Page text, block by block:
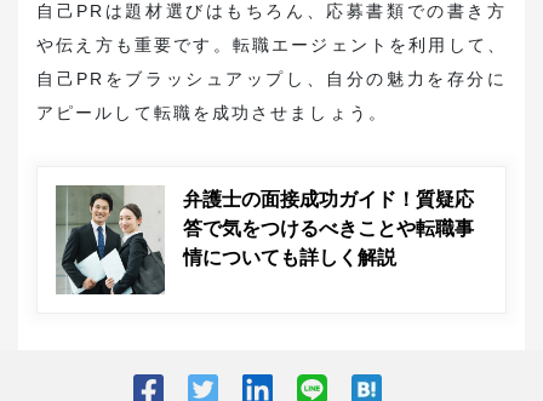
自己PRは題材選びはもちろん、応募書類での書き方
や伝え方も重要です。転職エージェントを利用して、
自己PRをブラッシュアップし、自分の魅力を存分に
アピールして転職を成功させましょう。
弁護士の面接成功ガイド！質疑応
答で気をつけるべきことや転職事
情についても詳しく解説